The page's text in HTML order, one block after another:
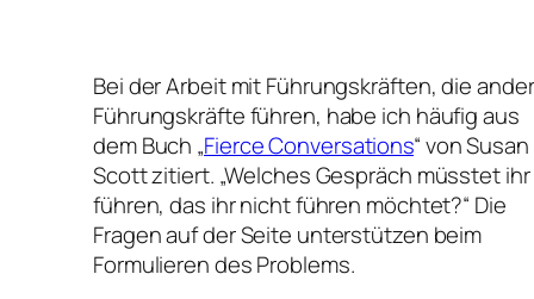
Bei der Arbeit mit Führungskräften, die
Führungskräfte führen, habe ich häufig aus
dem Buch „Fierce Conversations“ von Susan
Scott zitiert. „Welches Gespräch müsstet ihr
führen, das ihr nicht führen möchtet?“ Die
Fragen auf der Seite unterstützen beim
Formulieren des Problems.